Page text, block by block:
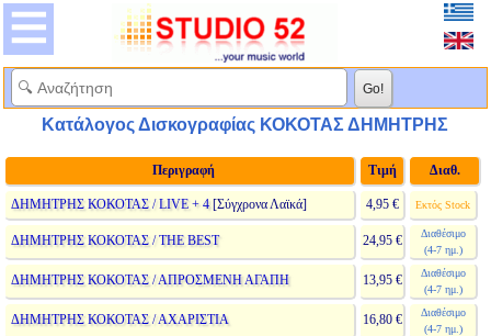
Κατάλογος Δισκογραφίας ΚΟΚΟΤΑΣ ΔΗΜΗΤΡΗΣ
Περιγραφή Τιμή Διαθ.
ΔΗΜΗΤΡΗΣ ΚΟΚΟΤΑΣ / LIVE + 4[Σύγχρονα Λαϊκά] 4,95 € Εκτός Stock
ΔΗΜΗΤΡΗΣ ΚΟΚΟΤΑΣ / THE BEST 24,95 €
Διαθέσιμο
(4-7 ημ.)
ΔΗΜΗΤΡΗΣ ΚΟΚΟΤΑΣ / ΑΠΡΟΣΜΕΝΗ ΑΓΑΠΗ 13,95 €
Διαθέσιμο
(4-7 ημ.)
ΔΗΜΗΤΡΗΣ ΚΟΚΟΤΑΣ / ΑΧΑΡΙΣΤΙΑ 16,80 €
Διαθέσιμο
(4-7 ημ.)